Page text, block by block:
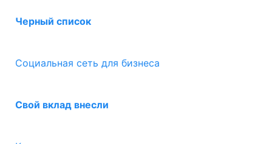
Черный список
Социальная сеть для бизнеса
Свой вклад внесли